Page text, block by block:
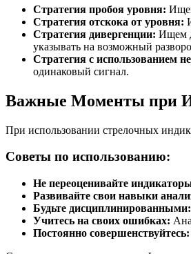
Стратегия пробоя уровня:
Стратегия отскока от уровня:
Стратегия дивергенции: Ищем
указывать на возможный
Стратегия с использованием
одинаковый сигнал.
Важные Моменты при
При использовании стрелочных
Советы по использованию:
Не переоценивайте
Развивайте свои навыки
Будьте дисциплинированными:
Учитесь на своих ошибках:
Постоянно совершенствуйтесь: